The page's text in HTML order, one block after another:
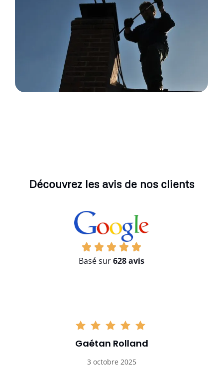
Découvrez les avis de nos clients
Basé sur628 avis
Gaétan Rolland
3 octobre 2025